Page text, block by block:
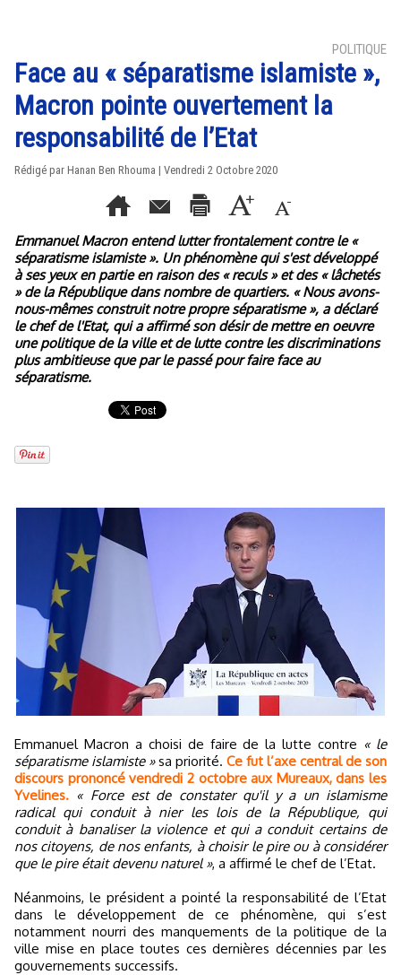
POLITIQUE
Face au « séparatisme islamiste »,
Macron pointe ouvertement la
responsabilité de l’Etat
Rédigé par Hanan Ben Rhouma | Vendredi 2 Octobre 2020
Emmanuel Macron entend lutter frontalement contre le «
séparatisme islamiste ». Un phénomène qui s'est développé
à ses yeux en partie en raison des « reculs » et des « lâchetés
» de la République dans nombre de quartiers. « Nous avons-
nous-mêmes construit notre propre séparatisme », a déclaré
le chef de l'Etat, qui a affirmé son désir de mettre en oeuvre
une politique de la ville et de lutte contre les discriminations
plus ambitieuse que par le passé pour faire face au
séparatisme.
Emmanuel Macron a choisi de faire de la lutte contre « le
séparatisme islamiste »sa priorité. Ce fut l’axe central de son
discours prononcé vendredi 2 octobre aux Mureaux, dans les
Yvelines. « Force est de constater qu'il y a un islamisme
radical qui conduit à nier les lois de la République, qui
conduit à banaliser la violence et qui a conduit certains de
nos citoyens, de nos enfants, à choisir le pire ou à considérer
que le pire était devenu naturel », a affirmé le chef de l’Etat.
Néanmoins, le président a pointé la responsabilité de l’Etat
dans le développement de ce phénomène, qui s’est
notamment nourri des manquements de la politique de la
ville mise en place toutes ces dernières décennies par les
gouvernements successifs.